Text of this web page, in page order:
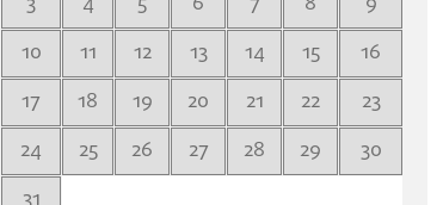
10
11 12 13 14 15
16
17
18 19 20 21 22
23
24
25 26 27 28 29
30